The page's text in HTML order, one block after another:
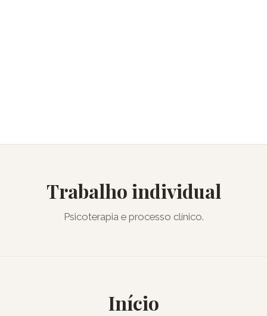
Trabalho individual
Psicoterapia e processo clínico.
Início